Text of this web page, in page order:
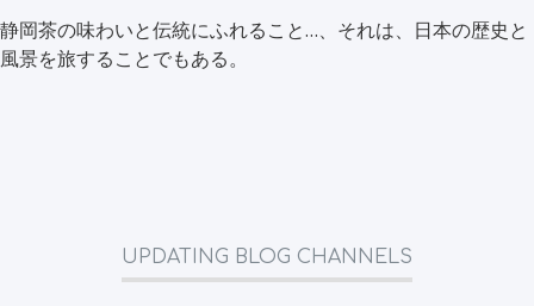
静岡茶の味わいと伝統にふれること…、それは、日本の歴史と
風景を旅することでもある。
UPDATING BLOG CHANNELS